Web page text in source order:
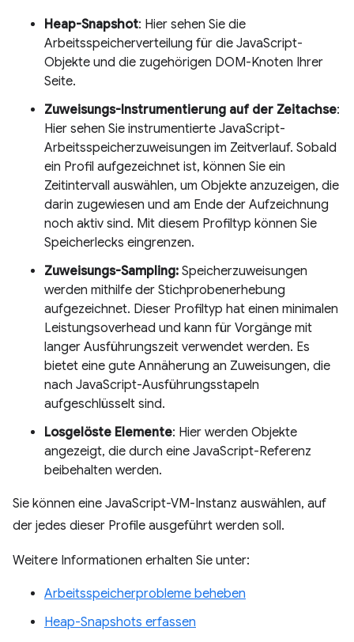
Heap-Snapshot: Hier sehen Sie die
Arbeitsspeicherverteilung für die JavaScript-
Objekte und die zugehörigen DOM-Knoten Ihrer
Seite.
Zuweisungs-Instrumentierung auf der Zeitachse:
Hier sehen Sie instrumentierte JavaScript-
Arbeitsspeicherzuweisungen im Zeitverlauf. Sobald
ein Profil aufgezeichnet ist, können Sie ein
Zeitintervall auswählen, um Objekte anzuzeigen, die
darin zugewiesen und am Ende der Aufzeichnung
noch aktiv sind. Mit diesem Profiltyp können Sie
Speicherlecks eingrenzen.
Zuweisungs-Sampling: Speicherzuweisungen
werden mithilfe der Stichprobenerhebung
aufgezeichnet. Dieser Profiltyp hat einen minimalen
Leistungsoverhead und kann für Vorgänge mit
langer Ausführungszeit verwendet werden. Es
bietet eine gute Annäherung an Zuweisungen, die
nach JavaScript-Ausführungsstapeln
aufgeschlüsselt sind.
Losgelöste Elemente: Hier werden Objekte
angezeigt, die durch eine JavaScript-Referenz
beibehalten werden.
Sie können eine JavaScript-VM-Instanz auswählen, auf
der jedes dieser Profile ausgeführt werden soll.
Weitere Informationen erhalten Sie unter:
Arbeitsspeicherprobleme beheben
Heap-Snapshots erfassen